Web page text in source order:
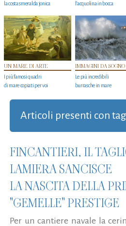
la costa smeralda jonica
l’acquolina in bocca
UN MARE DI ARTE
I più famosi quadri
di mare copiati per voi
IMMAGINI DA SOGNO
Le più incredibili
burrasche in mare
Articoli presenti con
FINCANTIERI, IL
LAMIERA SANCISCE
LA NASCITA DELLA
"GEMELLE" PRESTIGE
Per un cantiere navale la